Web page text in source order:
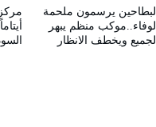
البطاحين يرسمون ملحمة
الوفاء..موكب منظم يبهر
الجميع ويخطف الانظار